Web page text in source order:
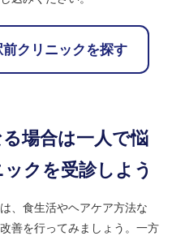
クリニックを探す
場合は一人で悩
クを受診しよう
、食生活やヘアケア方法な
善を行ってみましょう。一方